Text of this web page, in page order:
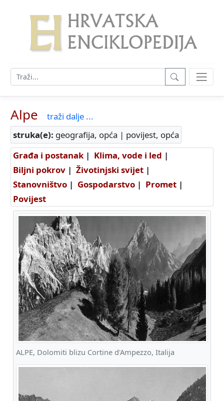
Alpe
traži dalje ...
struka(e): geografija, opća | povijest, opća
Građa i postanak| Klima, vode i led |
Biljni pokrov | Životinjski svijet |
Stanovništvo | Gospodarstvo | Promet |
Povijest
ALPE, Dolomiti blizu Cortine d'Ampezzo, Italija